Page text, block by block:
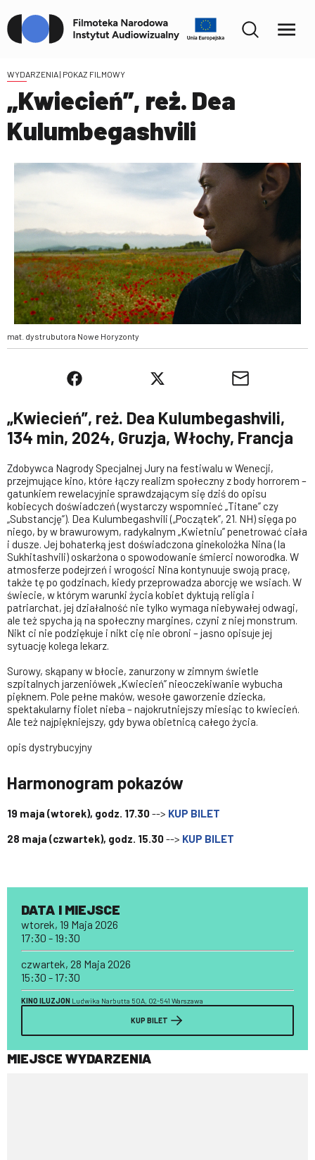
WYDARZENIA| POKAZ FILMOWY
„Kwiecień”, reż. Dea
Kulumbegashvili
mat. dystrubutora Nowe Horyzonty
„Kwiecień”, reż. Dea Kulumbegashvili,
134 min, 2024, Gruzja, Włochy, Francja
Zdobywca Nagrody Specjalnej Jury na festiwalu w Wenecji,
przejmujące kino, które łączy realizm społeczny z body horrorem –
gatunkiem rewelacyjnie sprawdzającym się dziś do opisu
kobiecych doświadczeń (wystarczy wspomnieć „Titane” czy
„Substancję”). Dea Kulumbegashvili („Początek”, 21. NH) sięga po
niego, by w brawurowym, radykalnym „Kwietniu” penetrować ciała
i dusze. Jej bohaterką jest doświadczona ginekolożka Nina (Ia
Sukhitashvili) oskarżona o spowodowanie śmierci noworodka. W
atmosferze podejrzeń i wrogości Nina kontynuuje swoją pracę,
także tę po godzinach, kiedy przeprowadza aborcję we wsiach. W
świecie, w którym warunki życia kobiet dyktują religia i
patriarchat, jej działalność nie tylko wymaga niebywałej odwagi,
ale też spycha ją na społeczny margines, czyni z niej monstrum.
Nikt ci nie podziękuje i nikt cię nie obroni – jasno opisuje jej
sytuację kolega lekarz.
Surowy, skąpany w błocie, zanurzony w zimnym świetle
szpitalnych jarzeniówek „Kwiecień” nieoczekiwanie wybucha
pięknem. Pole pełne maków, wesołe gaworzenie dziecka,
spektakularny fiolet nieba – najokrutniejszy miesiąc to kwiecień.
Ale też najpiękniejszy, gdy bywa obietnicą całego życia.
opis dystrybucyjny
Harmonogram pokazów
19 maja (wtorek), godz. 17.30--> KUP BILET
28 maja (czwartek), godz. 15.30--> KUP BILET
DATA I MIEJSCE
wtorek, 19 Maja 2026
17:30 - 19:30
czwartek, 28 Maja 2026
15:30 - 17:30
KINO ILUZJON Ludwika Narbutta 50A, 02-541 Warszawa
KUP BILET
MIEJSCE WYDARZENIA